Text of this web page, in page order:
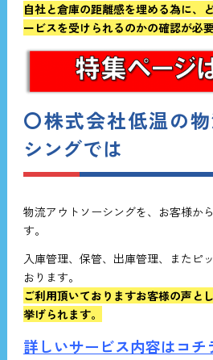
自社と倉庫の距離感を埋める為に、
ービスを受けられるのかの確認が必
〇株式会社低温の
シングでは
物流アウトソーシングを、お客様か
す。
入庫管理、保管、出庫管理、またピ
おります。
ご利用頂いておりますお客様の声と
挙げられます。
詳しいサービス内容はコチ